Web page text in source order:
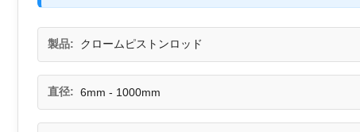
製品: クロームピストンロッド
直径: 6mm - 1000mm